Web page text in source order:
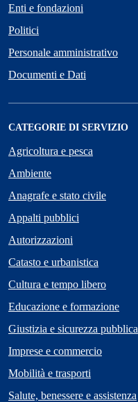
Enti e fondazioni
Politici
Personale amministrativo
Documenti e Dati
CATEGORIE DI SERVIZIO
Agricoltura e pesca
Ambiente
Anagrafe e stato civile
Appalti pubblici
Autorizzazioni
Catasto e urbanistica
Cultura e tempo libero
Educazione e formazione
Giustizia e sicurezza pubblica
Imprese e commercio
Mobilità e trasporti
Salute, benessere e assistenza